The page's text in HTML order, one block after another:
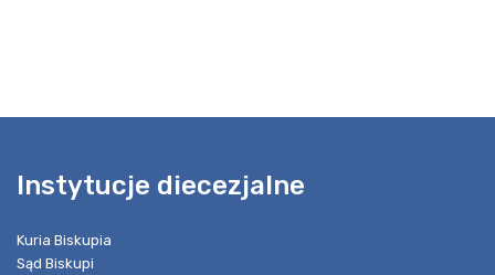
Instytucje diecezjalne
Kuria Biskupia
Sąd Biskupi